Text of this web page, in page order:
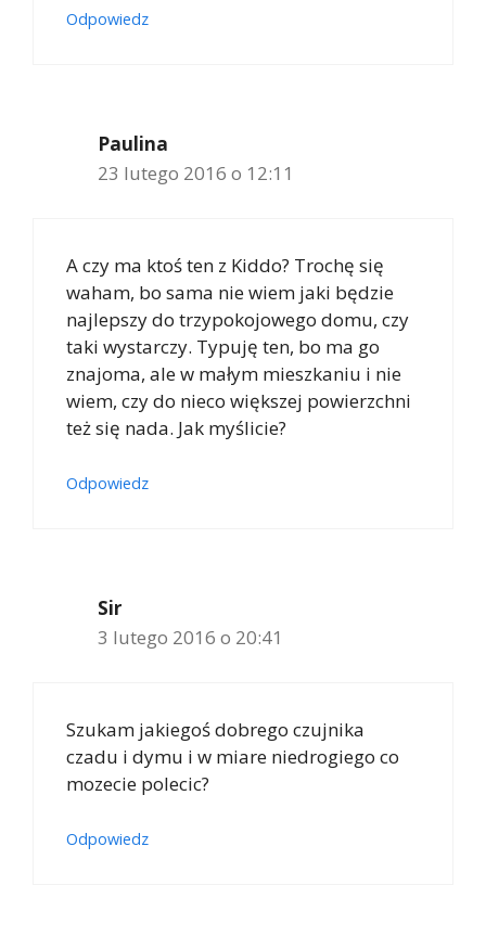
Odpowiedz
Paulina
23 lutego 2016 o 12:11
A czy ma ktoś ten z Kiddo? Trochę się
waham, bo sama nie wiem jaki będzie
najlepszy do trzypokojowego domu, czy
taki wystarczy. Typuję ten, bo ma go
znajoma, ale w małym mieszkaniu i nie
wiem, czy do nieco większej powierzchni
też się nada. Jak myślicie?
Odpowiedz
Sir
3 lutego 2016 o 20:41
Szukam jakiegoś dobrego czujnika
czadu i dymu i w miare niedrogiego co
mozecie polecic?
Odpowiedz